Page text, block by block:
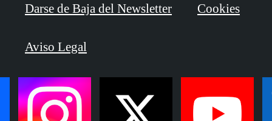
Darse de Baja del Newsletter Cookies
Aviso Legal